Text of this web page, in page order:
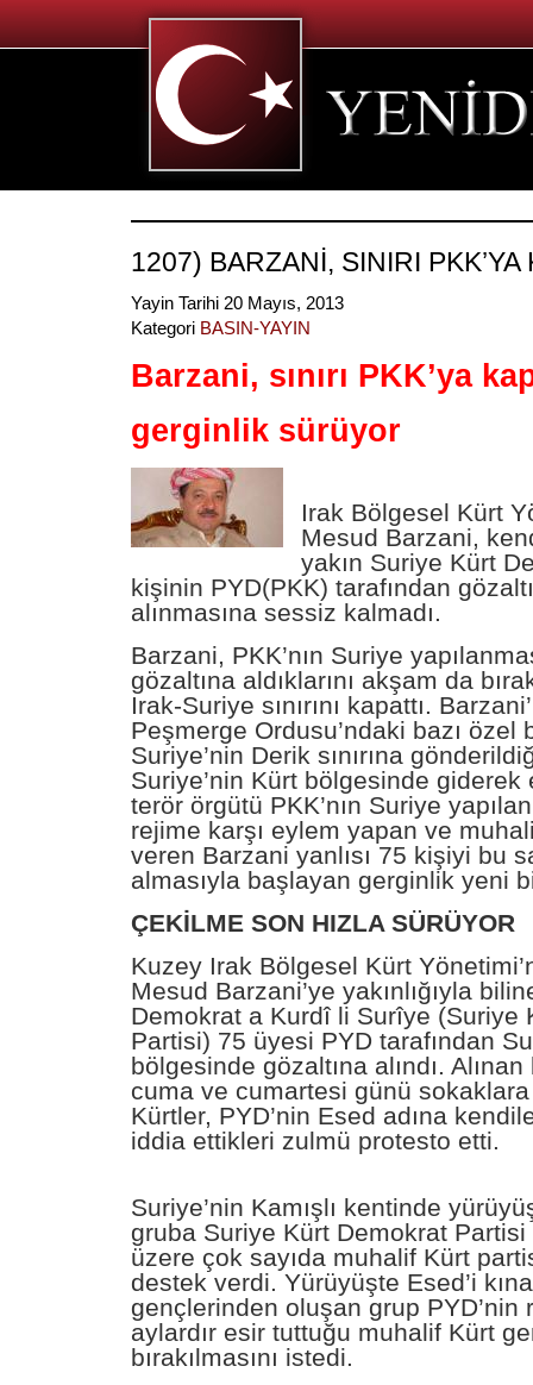
1207) BARZANİ, SINIRI PKK’YA
Yayin Tarihi 20 Mayıs, 2013
Kategori BASIN-YAYIN
Barzani, sınırı PKK’ya
gerginlik sürüyor
Irak Bölgesel Kürt
Mesud Barzani,
yakın Suriye Kürt
kişinin PYD(PKK) tarafından
alınmasına sessiz kalmadı.
Barzani, PKK’nın Suriye
gözaltına aldıklarını akşam da
Irak-Suriye sınırını kapattı.
Peşmerge Ordusu’ndaki bazı özel
Suriye’nin Derik sınırına
Suriye’nin Kürt bölgesinde giderek
terör örgütü PKK’nın Suriye
rejime karşı eylem yapan ve
veren Barzani yanlısı 75 kişiyi bu
almasıyla başlayan gerginlik yeni
ÇEKİLME SON HIZLA SÜRÜYOR
Kuzey Irak Bölgesel Kürt
Mesud Barzani’ye yakınlığıyla
Demokrat a Kurdî li Surîye (Suriye
Partisi) 75 üyesi PYD tarafından
bölgesinde gözaltına alındı.
cuma ve cumartesi günü
Kürtler, PYD’nin Esed adına
iddia ettikleri zulmü protesto etti.
Suriye’nin Kamışlı kentinde
gruba Suriye Kürt Demokrat
üzere çok sayıda muhalif Kürt
destek verdi. Yürüyüşte Esed’i
gençlerinden oluşan grup PYD’nin
aylardır esir tuttuğu muhalif Kürt
bırakılmasını istedi.